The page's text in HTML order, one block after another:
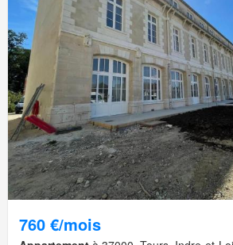
760 €/mois